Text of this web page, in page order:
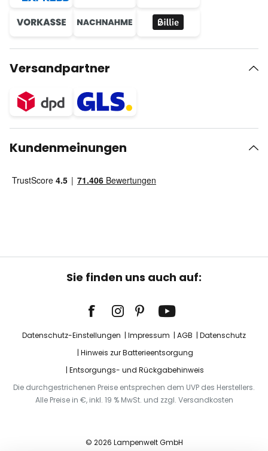
Versandpartner
Kundenmeinungen
Sie finden uns auch auf:
Datenschutz-Einstellungen Impressum AGB
Datenschutz
Hinweis zur Batterieentsorgung
Entsorgungs- und Rückgabehinweis
Die durchgestrichenen Preise entsprechen dem UVP des Herstellers.
Alle Preise in €, inkl. 19 % MwSt. und zzgl. Versandkosten
© 2026 Lampenwelt GmbH